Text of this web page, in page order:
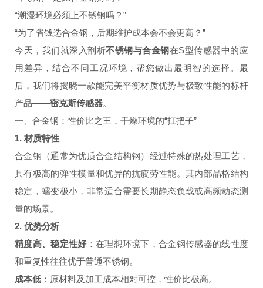
“潮湿环境必须上不锈钢吗？”
“为了省钱选合金钢，后期维护成本会不会更高？”
今天，我们就深入剖析不锈钢与合金钢在S型传感器中的应
用差异，结合不同工况环境，帮您做出最明智的选择。最
后，我们将揭晓一款能完美平衡材质优势与极致性能的标杆
产品——密克斯传感器。
一、合金钢：性价比之王，干燥环境的“扛把子”
1. 材质特性
合金钢（通常为优质合金结构钢）经过特殊的热处理工艺，
具有极高的弹性模量和优异的抗疲劳性能。其内部晶格结构
稳定，蠕变极小，非常适合需要长期静态负载或高频动态测
量的场景。
2. 优势分析
精度高、稳定性好：在理想环境下，合金钢传感器的线性度
和重复性往往优于普通不锈钢。
成本低 ：原材料及加工成本相对可控，性价比极高。